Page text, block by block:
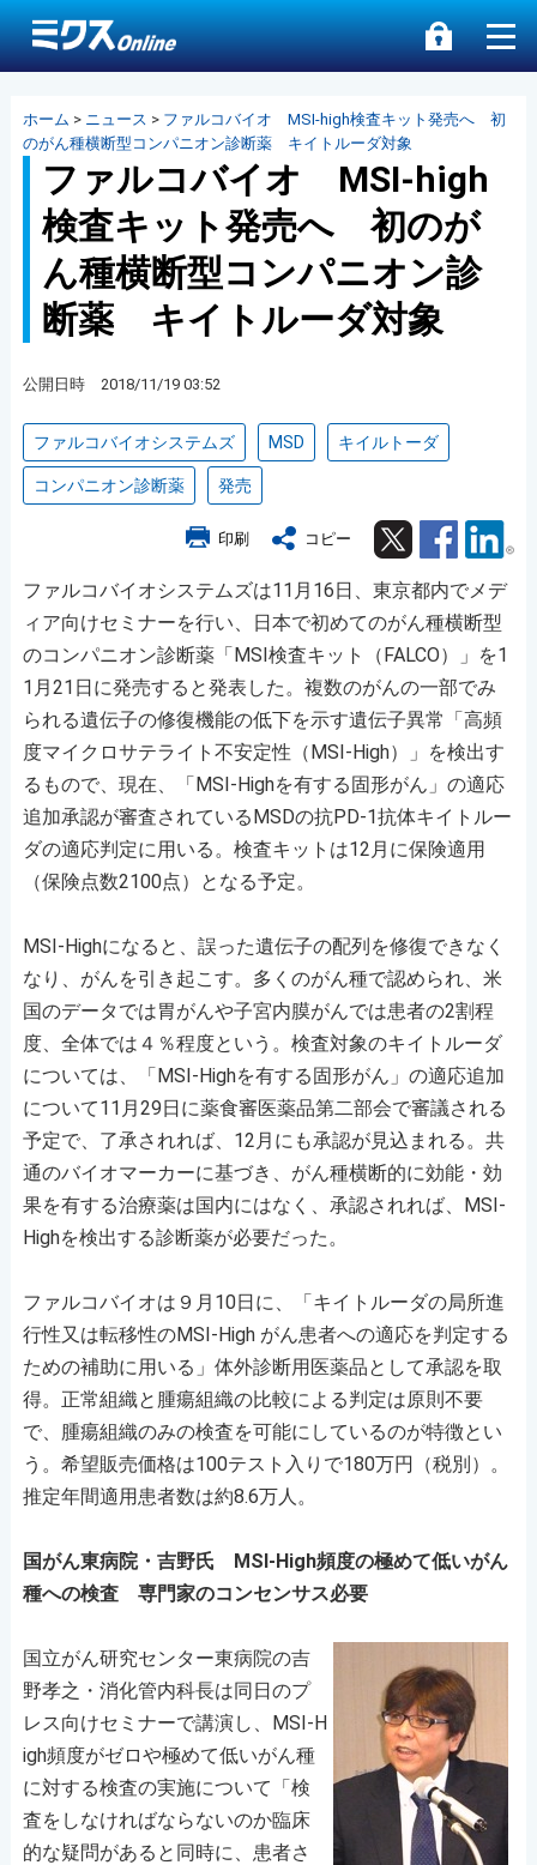
ホーム > ニュース > ファルコバイオ MSI-high検査キット発売へ 初
のがん種横断型コンパニオン診断薬 キイトルーダ対象
ファルコバイオ MSI-high
検査キット発売へ 初のが
ん種横断型コンパニオン診
断薬 キイトルーダ対象
公開日時 2018/11/19 03:52
ファルコバイオシステムズ MSD キイルトーダ
コンパニオン診断薬 発売
印刷 コピー Twitter Facebook
ファルコバイオシステムズは11月16日、東京都内でメデ
ィア向けセミナーを行い、日本で初めてのがん種横断型
のコンパニオン診断薬「MSI検査キット（FALCO）」を1
1月21日に発売すると発表した。複数のがんの一部でみ
られる遺伝子の修復機能の低下を示す遺伝子異常「高頻
度マイクロサテライト不安定性（MSI-High）」を検出す
るもので、現在、「MSI-Highを有する固形がん」の適応
追加承認が審査されているMSDの抗PD-1抗体キイトルー
ダの適応判定に用いる。検査キットは12月に保険適用
（保険点数2100点）となる予定。
MSI-Highになると、誤った遺伝子の配列を修復できなく
なり、がんを引き起こす。多くのがん種で認められ、米
国のデータでは胃がんや子宮内膜がんでは患者の2割程
度、全体では４％程度という。検査対象のキイトルーダ
については、「MSI-Highを有する固形がん」の適応追加
について11月29日に薬食審医薬品第二部会で審議される
予定で、了承されれば、12月にも承認が見込まれる。共
通のバイオマーカーに基づき、がん種横断的に効能・効
果を有する治療薬は国内にはなく、承認されれば、MSI-
Highを検出する診断薬が必要だった。
ファルコバイオは９月10日に、「キイトルーダの局所進
行性又は転移性のMSI-High がん患者への適応を判定する
ための補助に用いる」体外診断用医薬品として承認を取
得。正常組織と腫瘍組織の比較による判定は原則不要
で、腫瘍組織のみの検査を可能にしているのが特徴とい
う。希望販売価格は100テスト入りで180万円（税別）。
推定年間適用患者数は約8.6万人。
国がん東病院・吉野氏 MSI-High頻度の極めて低いがん
種への検査 専門家のコンセンサス必要
国立がん研究センター東病院の吉
野孝之・消化管内科長は同日のプ
レス向けセミナーで講演し、MSI-H
igh頻度がゼロや極めて低いがん種
に対する検査の実施について「検
査をしなければならないのか臨床
的な疑問があると同時に、患者さ